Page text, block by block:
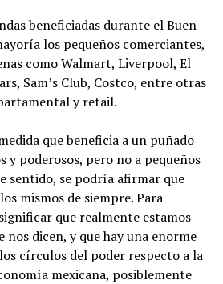
beneficiadas durante el Buen
los pequeños comerciantes,
como Walmart, Liverpool, El
Sam’s Club, Costco, entre otras
y retail.
que beneficia a un puñado
y poderosos, pero no a pequeños
sentido, se podría afirmar que
mismos de siempre. Para
que realmente estamos
nos dicen, y que hay una enorme
círculos del poder respecto a la
mexicana, posiblemente